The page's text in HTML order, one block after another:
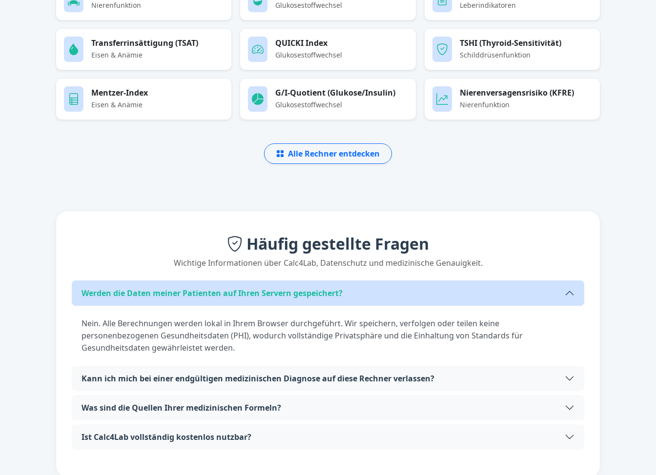
Nierenfunktion Glukosestoffwechsel Leberindikatoren
Transferrinsättigung (TSAT)
Eisen & Anämie
QUICKI Index
Glukosestoffwechsel
TSHI (Thyroid-Sensitivität)
Schilddrüsenfunktion
Mentzer-Index
Eisen & Anämie
G/I-Quotient (Glukose/Insulin)
Glukosestoffwechsel
Nierenversagensrisiko (KFRE)
Nierenfunktion
Alle Rechner entdecken
Häufig gestellte Fragen
Wichtige Informationen über Calc4Lab, Datenschutz und medizinische Genauigkeit.
Werden die Daten meiner Patienten auf Ihren Servern gespeichert?
Nein. Alle Berechnungen werden lokal in Ihrem Browser durchgeführt. Wir speichern, verfolgen oder teilen keine
personenbezogenen Gesundheitsdaten (PHI), wodurch vollständige Privatsphäre und die Einhaltung von Standards für
Gesundheitsdaten gewährleistet werden.
Kann ich mich bei einer endgültigen medizinischen Diagnose auf diese Rechner verlassen?
Was sind die Quellen Ihrer medizinischen Formeln?
Ist Calc4Lab vollständig kostenlos nutzbar?